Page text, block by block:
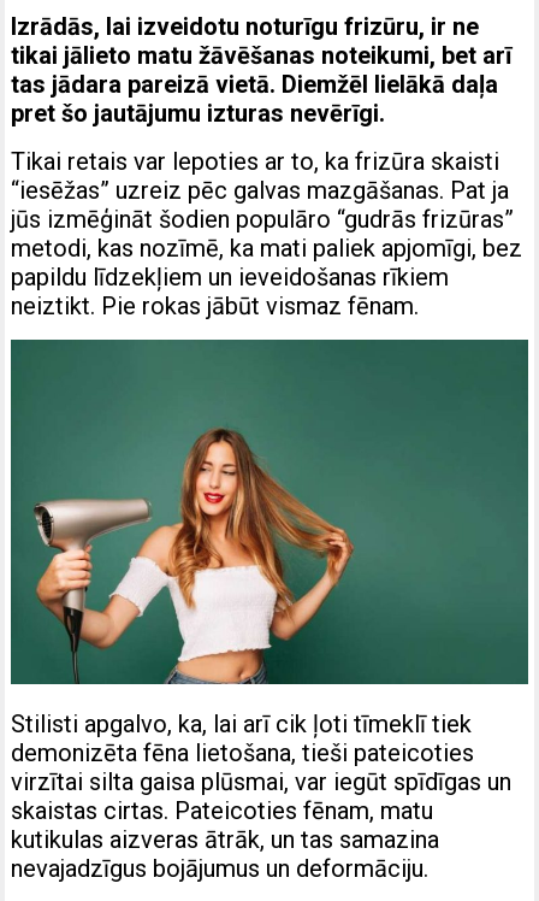
Izrādās, lai izveidotu noturīgu frizūru, ir ne
tikai jālieto matu žāvēšanas noteikumi, bet arī
tas jādara pareizā vietā. Diemžēl lielākā daļa
pret šo jautājumu izturas nevērīgi.
Tikai retais var lepoties ar to, ka frizūra skaisti
“iesēžas” uzreiz pēc galvas mazgāšanas. Pat ja
jūs izmēģināt šodien populāro “gudrās frizūras”
metodi, kas nozīmē, ka mati paliek apjomīgi, bez
papildu līdzekļiem un ieveidošanas rīkiem
neiztikt. Pie rokas jābūt vismaz fēnam.
Stilisti apgalvo, ka, lai arī cik ļoti tīmeklī tiek
demonizēta fēna lietošana, tieši pateicoties
virzītai silta gaisa plūsmai, var iegūt spīdīgas un
skaistas cirtas. Pateicoties fēnam, matu
kutikulas aizveras ātrāk, un tas samazina
nevajadzīgus bojājumus un deformāciju.